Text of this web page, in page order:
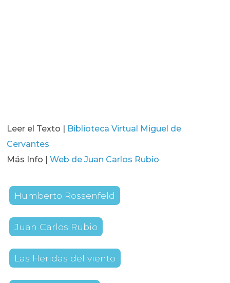
Leer el Texto |
Biblioteca Virtual Miguel de
Cervantes
Más Info |Web de Juan Carlos Rubio
Humberto Rossenfeld
Juan Carlos Rubio
Las Heridas del viento